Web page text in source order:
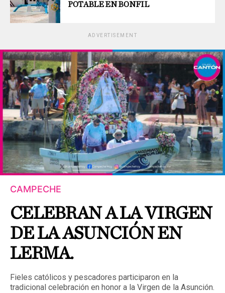
POTABLE EN BONFIL
ADVERTISEMENT
CAMPECHE
CELEBRAN A LA VIRGEN
DE LA ASUNCIÓN EN
LERMA.
Fieles católicos y pescadores participaron en la
tradicional celebración en honor a la Virgen de la Asunción.